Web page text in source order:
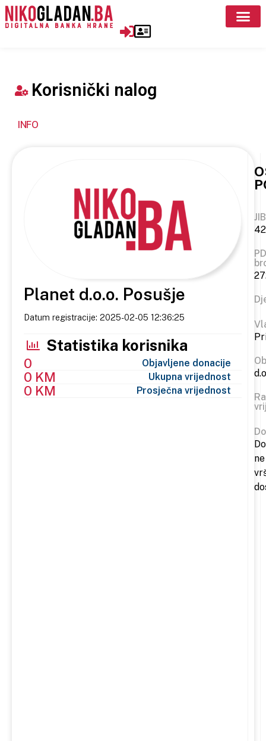
Korisnički nalog
INFO
Planet d.o.o. Posušje
Datum registracije: 2025-02-05 12:36:25
Statistika korisnika
0 Objavljene donacije
0 KM Ukupna vrijednost
0 KM Prosječna vrijednost
JIB
ne